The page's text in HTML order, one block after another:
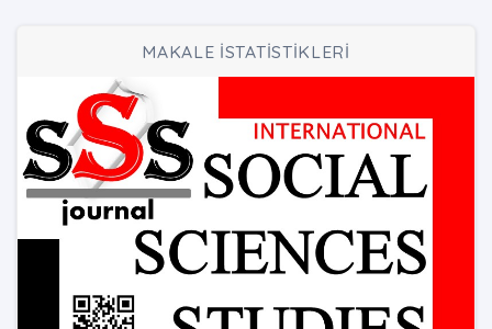
MAKALE İSTATİSTİKLERİ